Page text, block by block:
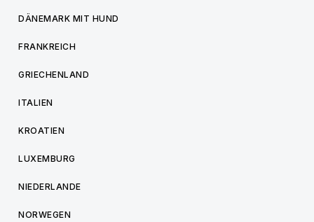
DÄNEMARK MIT HUND
FRANKREICH
GRIECHENLAND
ITALIEN
KROATIEN
LUXEMBURG
NIEDERLANDE
NORWEGEN